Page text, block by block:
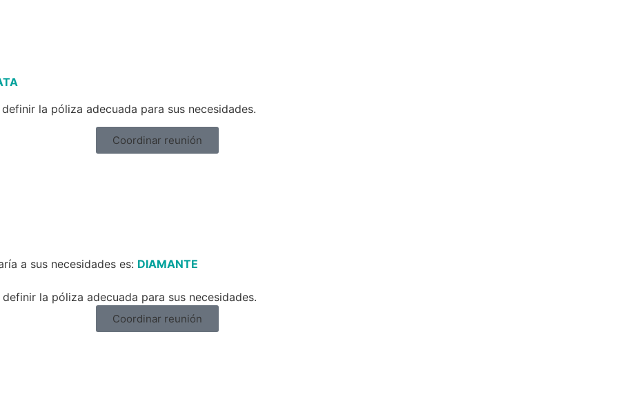
la póliza adecuada para sus necesidades.
Coordinar reunión
a sus necesidades es: DIAMANTE
la póliza adecuada para sus necesidades.
Coordinar reunión